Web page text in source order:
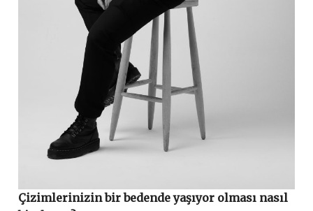
Çizimlerinizin bir bedende yaşıyor olması nasıl